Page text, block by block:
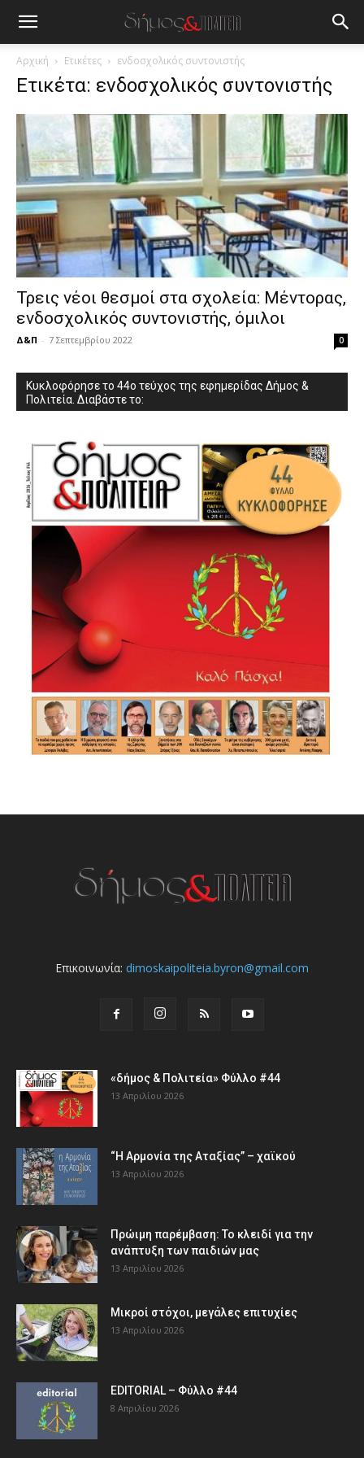
lesbians
very
hot
cam
show. desi
xxx
brandi
lyons
teaches
you
the
meaning
pain.
pornhun
Αρχική Ετικέτες ενδοσχολικός συντονιστής
Ετικέτα: ενδοσχολικός συντονιστής
Τρεις νέοι θεσμοί στα σχολεία: Μέντορας,
ενδοσχολικός συντονιστής, όμιλοι
Δ&Π - 7 Σεπτεμβρίου 2022 0
Κυκλοφόρησε το 44ο τεύχος της εφημερίδας Δήμος &
Πολιτεία. Διαβάστε το:
Επικοινωνία: dimoskaipoliteia.byron@gmail.com
«δήμος & Πολιτεία» Φύλλο #44
13 Απριλίου 2026
“Η Αρμονία της Αταξίας” – χαϊκού
13 Απριλίου 2026
Πρώιμη παρέμβαση: Το κλειδί για την
ανάπτυξη των παιδιών µας
13 Απριλίου 2026
Μικροί στόχοι, μεγάλες επιτυχίες
13 Απριλίου 2026
EDITORIAL – Φύλλο #44
8 Απριλίου 2026